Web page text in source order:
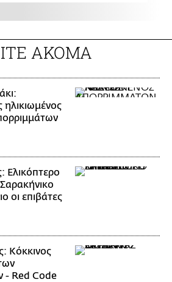
ΑΚΟΜΑ
ηλικιωμένος
Ελικόπτερο
οι επιβάτες
Κόκκινος
- Red Code